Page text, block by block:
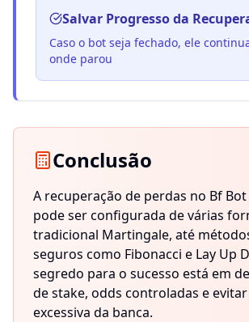
Salvar Progresso da
Caso o bot seja fechado, ele
onde parou
Conclusão
A recuperação de perdas no Bf
pode ser configurada de várias
tradicional Martingale, até
seguros como Fibonacci e Lay Up
segredo para o sucesso está em
de stake, odds controladas e
excessiva da banca.